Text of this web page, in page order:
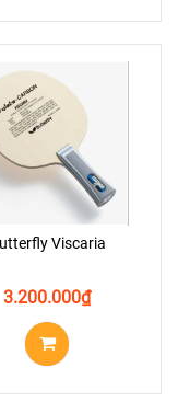
Viscaria
₫
3.200.000